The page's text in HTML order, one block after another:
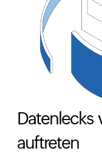
Datenlecks
auftreten